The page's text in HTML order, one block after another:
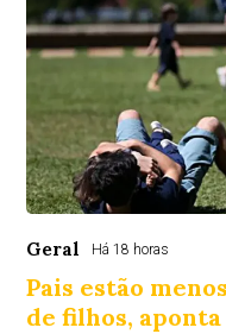
Geral Há 18 horas
Pais estão
de filhos,